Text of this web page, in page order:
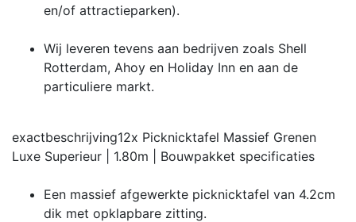
en/of attractieparken).
Wij leveren tevens aan bedrijven zoals Shell
Rotterdam, Ahoy en Holiday Inn en aan de
particuliere markt.
exactbeschrijving12x Picknicktafel Massief Grenen
Luxe Superieur | 1.80m | Bouwpakket specificaties
Een massief afgewerkte picknicktafel van 4.2cm
dik met opklapbare zitting.